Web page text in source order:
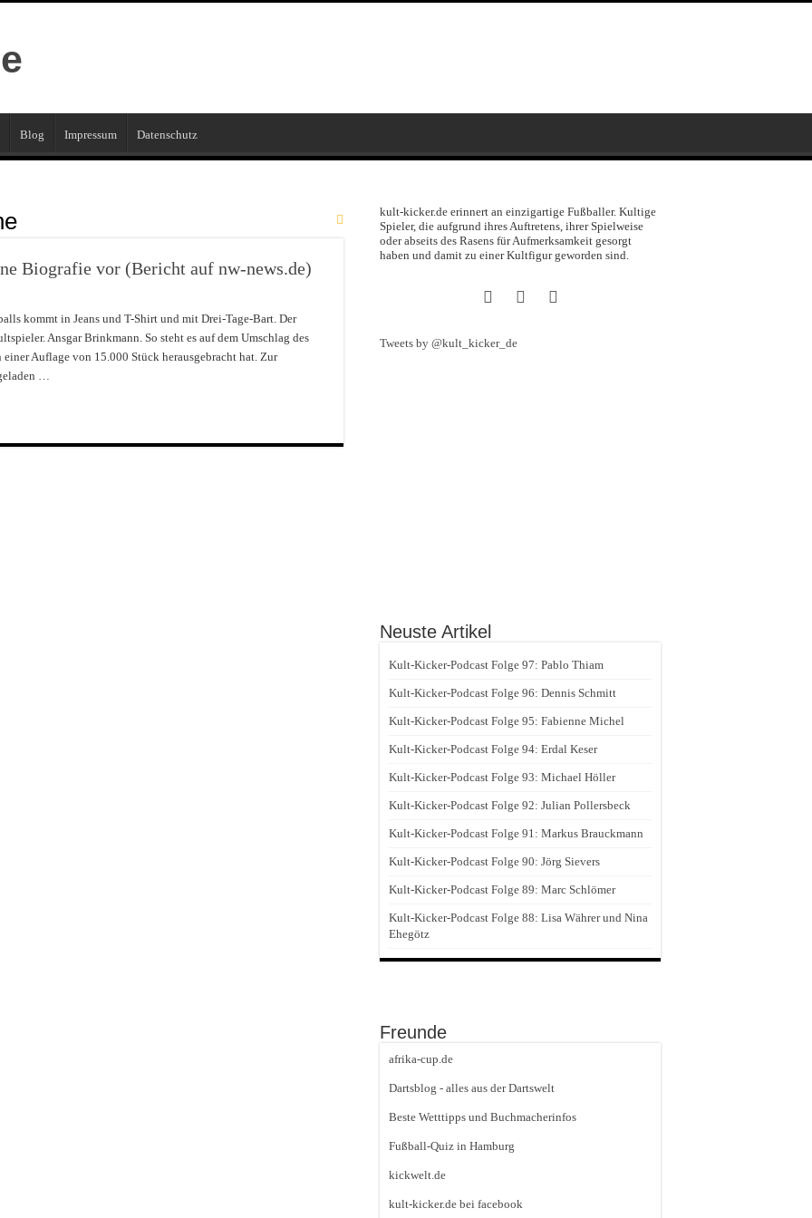
Blog Impressum Datenschutz
Biografie vor (Bericht auf nw-news.de)
kommt in Jeans und T-Shirt und mit Drei-Tage-Bart. Der
Ansgar Brinkmann. So steht es auf dem Umschlag des
Auflage von 15.000 Stück herausgebracht hat. Zur
…
kult-kicker.de erinnert an einzigartige Fußballer. Kultige
Spieler, die aufgrund ihres Auftretens, ihrer Spielweise
oder abseits des Rasens für Aufmerksamkeit gesorgt
haben und damit zu einer Kultfigur geworden sind.
Tweets by @kult_kicker_de
Neuste Artikel
Kult-Kicker-Podcast Folge 97: Pablo Thiam
Kult-Kicker-Podcast Folge 96: Dennis Schmitt
Kult-Kicker-Podcast Folge 95: Fabienne Michel
Kult-Kicker-Podcast Folge 94: Erdal Keser
Kult-Kicker-Podcast Folge 93: Michael Höller
Kult-Kicker-Podcast Folge 92: Julian Pollersbeck
Kult-Kicker-Podcast Folge 91: Markus Brauckmann
Kult-Kicker-Podcast Folge 90: Jörg Sievers
Kult-Kicker-Podcast Folge 89: Marc Schlömer
Kult-Kicker-Podcast Folge 88: Lisa Währer und Nina
Ehegötz
Freunde
afrika-cup.de
Dartsblog - alles aus der Dartswelt
Beste Wetttipps und Buchmacherinfos
Fußball-Quiz in Hamburg
kickwelt.de
kult-kicker.de bei facebook